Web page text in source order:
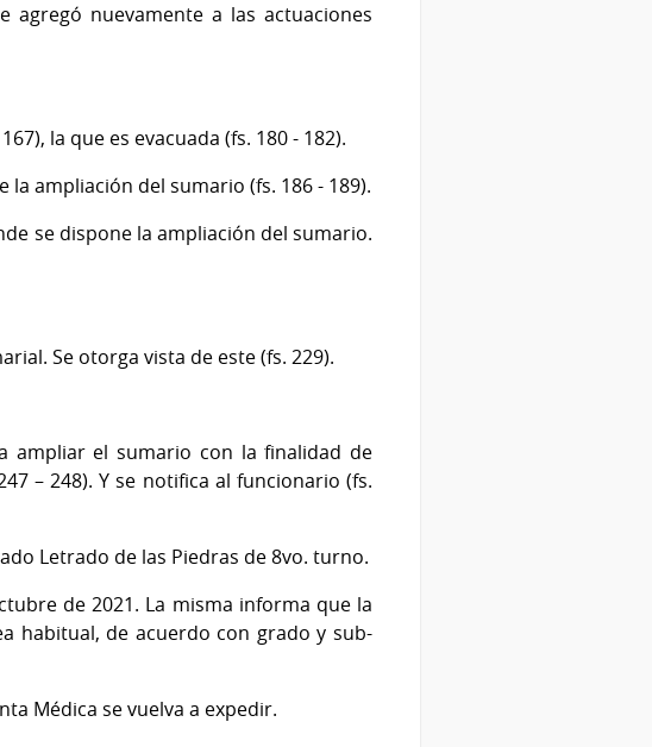
agregó nuevamente a las actuaciones
la que es evacuada (fs. 180 - 182).
ampliación del sumario (fs. 186 - 189).
se dispone la ampliación del sumario.
Se otorga vista de este (fs. 229).
el sumario con la finalidad de
– 248). Y se notifica al funcionario (fs.
Letrado de las Piedras de 8vo. turno.
de 2021. La misma informa que la
habitual, de acuerdo con grado y sub-
Médica se vuelva a expedir.